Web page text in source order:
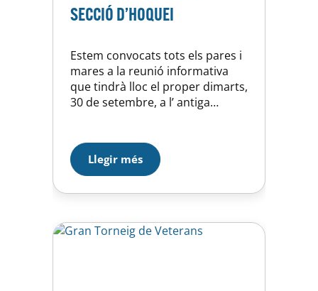
SECCIÓ D’HOQUEI
Estem convocats tots els pares i
mares a la reunió informativa
que tindrà lloc el proper dimarts,
30 de setembre, a l’ antiga
informació de la passada
temporada, dades econòmiques,
planificació i objectius, així com
per tractar tots els aspectes
Llegir més